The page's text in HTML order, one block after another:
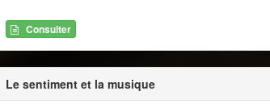
Consulter
Le sentiment et la musique